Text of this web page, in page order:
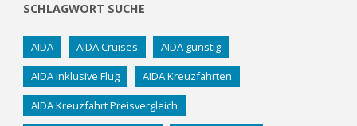
SCHLAGWORT SUCHE
AIDA AIDA Cruises AIDA günstig
AIDA inklusive Flug AIDA Kreuzfahrten
AIDA Kreuzfahrt Preisvergleich